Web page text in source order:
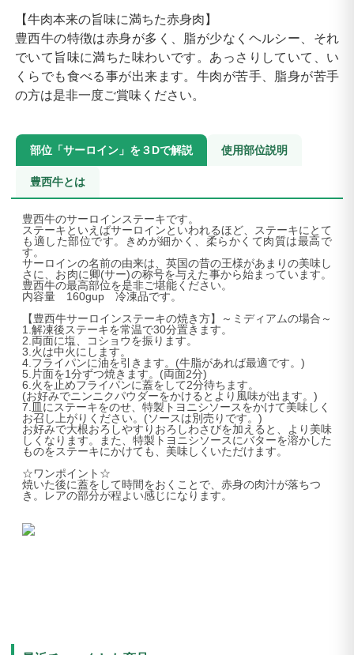
【牛肉本来の旨味に満ちた赤身肉】
豊西牛の特徴は赤身が多く、脂が少なくヘルシー、それ
でいて旨味に満ちた味わいです。あっさりしていて、い
くらでも食べる事が出来ます。牛肉が苦手、脂身が苦手
の方は是非一度ご賞味ください。
部位「サーロイン」を３Dで解説 使用部位説明
豊西牛とは
豊西牛のサーロインステーキです。
ステーキといえばサーロインといわれるほど、ステーキにとて
も適した部位です。きめが細かく、柔らかくて肉質は最高で
す。
サーロインの名前の由来は、英国の昔の王様があまりの美味し
さに、お肉に卿(サー)の称号を与えた事から始まっています。
豊西牛の最高部位を是非ご堪能ください。
内容量 160gup 冷凍品です。
【豊西牛サーロインステーキの焼き方】～ミディアムの場合～
1.解凍後ステーキを常温で30分置きます。
2.両面に塩、コショウを振ります。
3.火は中火にします。
4.フライパンに油を引きます。(牛脂があれば最適です。)
5.片面を1分ずつ焼きます。(両面2分)
6.火を止めフライパンに蓋をして2分待ちます。
(お好みでニンニクパウダーをかけるとより風味が出ます。)
7.皿にステーキをのせ、特製トヨニシソースをかけて美味しく
お召し上がりください。(ソースは別売りです。)
お好みで大根おろしやすりおろしわさびを加えると、より美味
しくなります。また、特製トヨニシソースにバターを溶かした
ものをステーキにかけても、美味しくいただけます。
☆ワンポイント☆
焼いた後に蓋をして時間をおくことで、赤身の肉汁が落ちつ
き。レアの部分が程よい感じになります。